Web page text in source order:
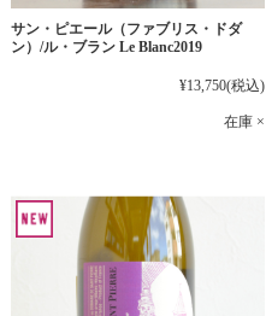
サン・ピエール（ファブリス・ドダ
ン）/ル・ブラン Le Blanc2019
¥13,750(税込)
在庫 ×